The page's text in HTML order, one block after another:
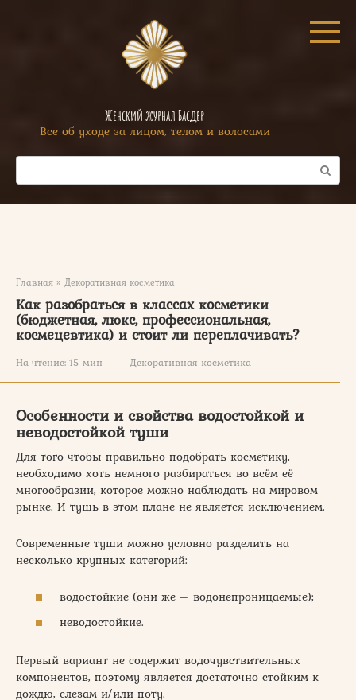
Женский журнал Басдер
Все об уходе за лицом, телом и волосами
Поиск:
Главная » Декоративная косметика
Как разобраться в классах косметики
(бюджетная, люкс, профессиональная,
космецевтика) и стоит ли переплачивать?
На чтение: 15 мин Декоративная косметика
Особенности и свойства водостойкой и
неводостойкой туши
Для того чтобы правильно подобрать косметику,
необходимо хоть немного разбираться во всём её
многообразии, которое можно наблюдать на мировом
рынке. И тушь в этом плане не является исключением.
Современные туши можно условно разделить на
несколько крупных категорий:
водостойкие (они же – водонепроницаемые);
неводостойкие.
Первый вариант не содержит водочувствительных
компонентов, поэтому является достаточно стойким к
дождю, слезам и/или поту.